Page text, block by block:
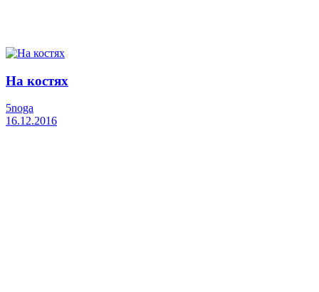
На костях
5noga
16.12.2016